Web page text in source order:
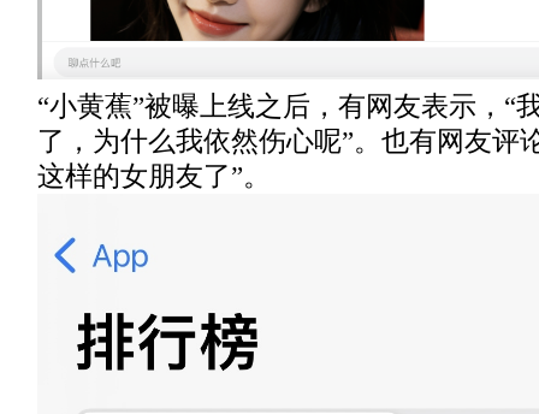
“小黄蕉”被曝上线之后，有网友表示，“
了，为什么我依然伤心呢”。也有网友评
这样的女朋友了”。